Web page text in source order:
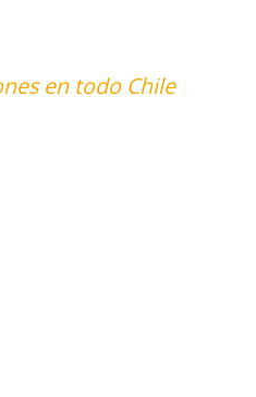
en todo Chile